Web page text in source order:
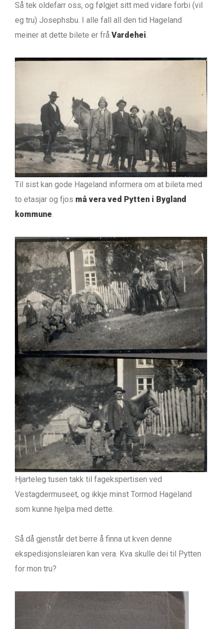
Så tek oldefarr oss, og følgjet sitt med vidare forbi (vil
eg tru) Josephsbu. I alle fall all den tid Hageland
meiner at dette bilete er frå Vardehei.
Til sist kan gode Hageland informera om at bileta med
to etasjar og fjos må vera ved Pytten i Bygland
kommune.
Hjarteleg tusen takk til fagekspertisen ved
Vestagdermuseet, og ikkje minst Tormod Hageland
som kunne hjelpa med dette.
Så då gjenstår det berre å finna ut kven denne
ekspedisjonsleiaren kan vera. Kva skulle dei til Pytten
for mon tru?